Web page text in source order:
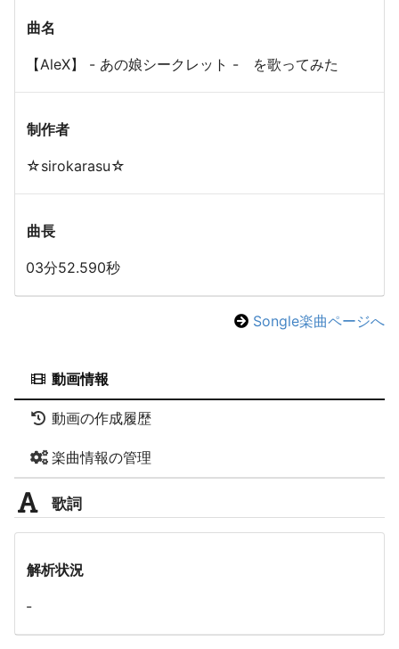
曲名
【AleX】 - あの娘シークレット - を歌ってみた
制作者
☆sirokarasu☆
曲長
03分52.590秒
Songle楽曲ページへ
動画情報
動画の作成履歴
楽曲情報の管理
歌詞
解析状況
-